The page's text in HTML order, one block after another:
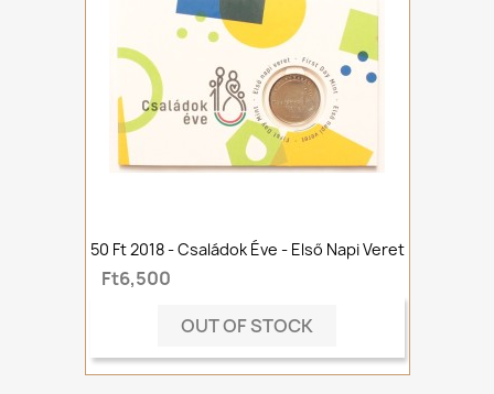
50 Ft 2018 - Családok Éve - Első Napi Veret
Ft6,500
OUT OF STOCK